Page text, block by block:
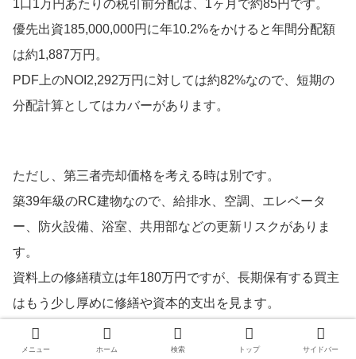
1口1万円あたりの税引前分配は、1ヶ月で約85円です。
優先出資185,000,000円に年10.2%をかけると年間分配額
は約1,887万円。
PDF上のNOI2,292万円に対しては約82%なので、短期の
分配計算としてはカバーがあります。
ただし、第三者売却価格を考える時は別です。
築39年級のRC建物なので、給排水、空調、エレベータ
ー、防火設備、浴室、共用部などの更新リスクがありま
す。
資料上の修繕積立は年180万円ですが、長期保有する買主
はもう少し厚めに修繕や資本的支出を見ます。
そのため、ファンド期間中の分配計算ではNOI2,292万円
を見つつ、売却価格算定では安定NCFを1,900万円〜
メニュー ホーム 検索 トップ サイドバー